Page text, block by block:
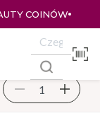
COINÓW